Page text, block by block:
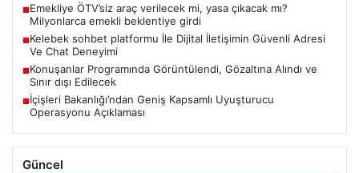
■Emekliye ÖTV’siz araç verilecek mi, yasa çıkacak mı?
Milyonlarca emekli beklentiye girdi
■Kelebek sohbet platformu İle Dijital İletişimin Güvenli Adresi
Ve Chat Deneyimi
■Konuşanlar Programında Görüntülendi, Gözaltına Alındı ve
Sınır dışı Edilecek
■İçişleri Bakanlığı’ndan Geniş Kapsamlı Uyuşturucu
Operasyonu Açıklaması
Güncel